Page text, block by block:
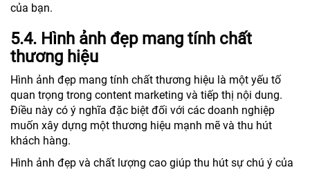
của bạn.
5.4. Hình ảnh đẹp mang tính chất
thương hiệu
Hình ảnh đẹp mang tính chất thương hiệu là một yếu tố
quan trọng trong content marketing và tiếp thị nội dung.
Điều này có ý nghĩa đặc biệt đối với các doanh nghiệp
muốn xây dựng một thương hiệu mạnh mẽ và thu hút
khách hàng.
Hình ảnh đẹp và chất lượng cao giúp thu hút sự chú ý của